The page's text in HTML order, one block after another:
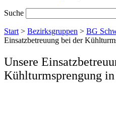
Suche
Start > Bezirksgruppen > BG
Einsatzbetreuung bei der
Unsere
Kühlturmsprengung